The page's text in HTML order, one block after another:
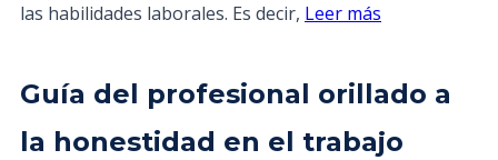
las habilidades laborales. Es decir, Leer más
Guía del profesional orillado a
la honestidad en el trabajo